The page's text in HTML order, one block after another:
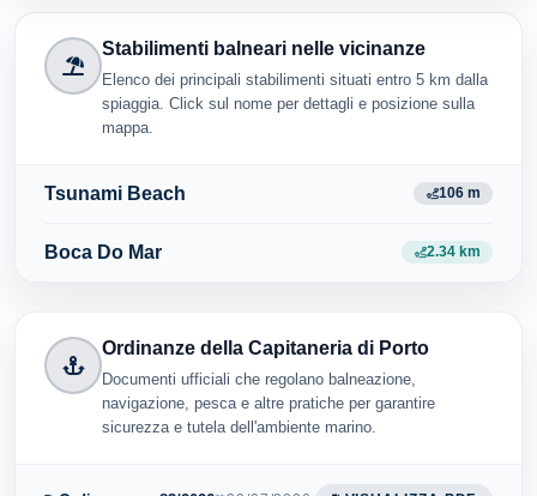
Stabilimenti balneari nelle vicinanze
Elenco dei principali stabilimenti situati entro 5 km dalla
spiaggia. Click sul nome per dettagli e posizione sulla
mappa.
Tsunami Beach 106 m
Boca Do Mar 2.34 km
Ordinanze della Capitaneria di Porto
Documenti ufficiali che regolano balneazione,
navigazione, pesca e altre pratiche per garantire
sicurezza e tutela dell'ambiente marino.